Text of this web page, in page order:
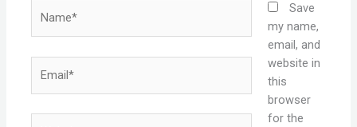
Save
my name,
email, and
website in
this
browser
for the